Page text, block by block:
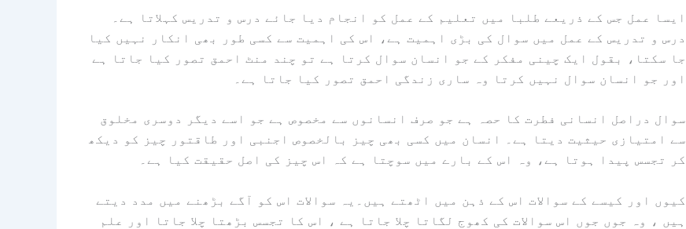
ایسا عمل جس کے ذریعے طلبا میں تعلیم کے عمل کو انجام دیا جائے درس و تدریس کہلاتا ہے۔
درس و تدریس کے عمل میں سوال کی بڑی اہمیت ہے، اس کی اہمیت سے کسی طور بھی انکار نہیں کیا
جا سکتا، بقول ایک چینی مفکر کے جو انسان سوال کرتا ہے تو چند منٹ احمق تصور کیا جاتا ہے
اور جو انسان سوال نہیں کرتا وہ ساری زندگی احمق تصور کیا جاتا ہے۔
سوال دراصل انسانی فطرت کا حصہ ہے جو صرف انسانوں سے مخصوص ہے جو اسے دیگر دوسری مخلوق
سے امتیازی حیثیت دیتا ہے۔ انسان میں کسی بھی چیز بالخصوص اجنبی اور طاقتور چیز کو دیکھ
کر تجسس پیدا ہوتا ہے، وہ اس کے بارے میں سوچتا ہے کہ اس چیز کی اصل حقیقت کیا ہے۔
کیوں اور کیسے کے سوالات اس کے ذہن میں اٹھتے ہیں۔یہ سوالات اس کو آگے بڑھنے میں مدد دیتے
ہیں ، وہ جوں جوں اس سوالات کی کھوج لگاتا چلا جاتا ہے ، اس کا تجسس بڑھتا چلا جاتا اور علم